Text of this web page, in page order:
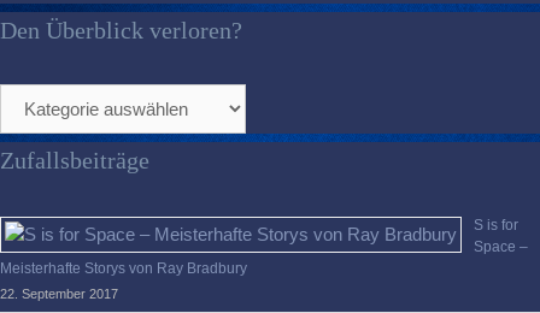
Den Überblick verloren?
Überblick
verloren?
Zufallsbeiträge
S is for
Space –
Meisterhafte Storys von Ray Bradbury
22. September 2017